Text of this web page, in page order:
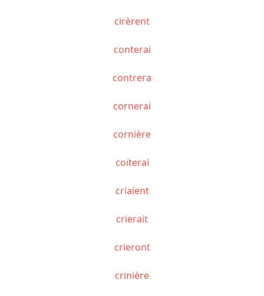
cirèrent
conterai
contrera
cornerai
cornière
coïterai
criaient
crierait
crieront
crinière